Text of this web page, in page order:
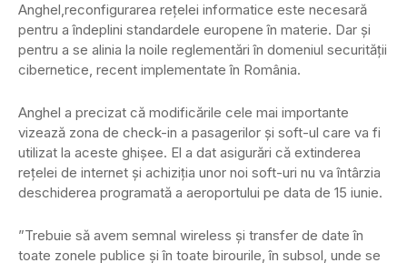
Anghel,reconfigurarea reţelei informatice este necesară
pentru a îndeplini standardele europene în materie. Dar şi
pentru a se alinia la noile reglementări în domeniul securităţii
cibernetice, recent implementate în România.
Anghel a precizat că modificările cele mai importante
vizează zona de check-in a pasagerilor şi soft-ul care va fi
utilizat la aceste ghişee. El a dat asigurări că extinderea
reţelei de internet şi achiziţia unor noi soft-uri nu va întârzia
deschiderea programată a aeroportului pe data de 15 iunie.
”Trebuie să avem semnal wireless şi transfer de date în
toate zonele publice şi în toate birourile, în subsol, unde se